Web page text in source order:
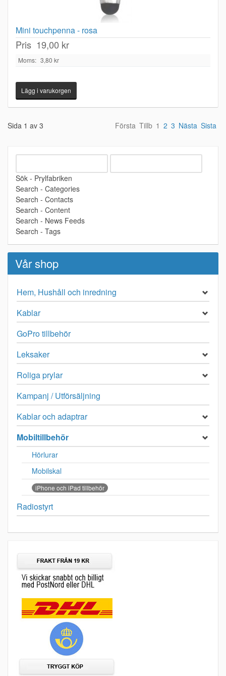
Mini touchpenna - rosa
Pris 19,00 kr
Moms: 3,80 kr
Första Tillb 1 2 3 Nästa Sista
Sida 1 av 3
Sök - Prylfabriken
Search - Categories
Search - Contacts
Search - Content
Search - News Feeds
Search - Tags
Vår shop
Hem, Hushåll och inredning
Kablar
GoPro tillbehör
Leksaker
Roliga prylar
Kampanj / Utförsäljning
Kablar och adaptrar
Mobiltillbehör
Hörlurar
Mobilskal
iPhone och iPad tillbehör
Radiostyrt